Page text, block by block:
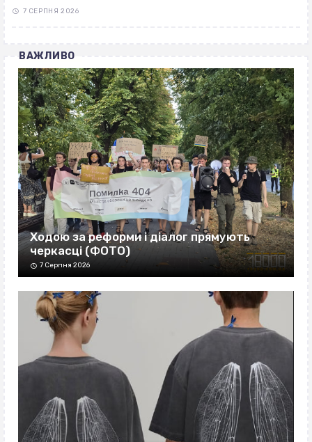
7 СЕРПНЯ 2026
ВАЖЛИВО
Ходою за реформи і діалог прямують
черкасці (ФОТО)
7 Серпня 2026